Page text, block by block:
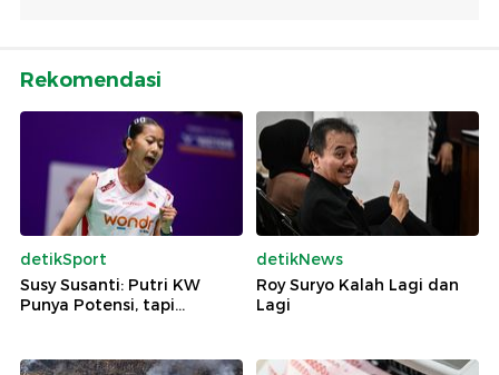
Rekomendasi
detikSport
Susy Susanti: Putri KW
Punya Potensi, tapi...
detikNews
Roy Suryo Kalah Lagi dan
Lagi